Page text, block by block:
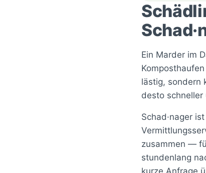
Ein Marder im
lästig, sondern
desto
Schad·nager
zusammen —
stundenlang
kurze Anfrage